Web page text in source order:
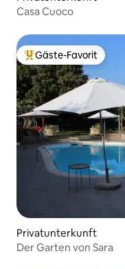
Casa Cuoco
Beliebter Gäste-Favorit.
Gäste-Favorit
Privatunterkunft
Der Garten von Sara